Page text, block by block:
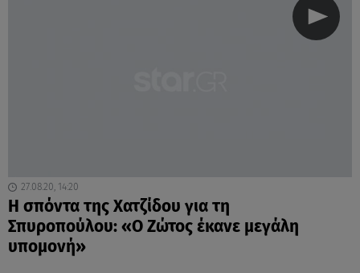
27.08.20, 14:20
Η σπόντα της Χατζίδου για τη
Σπυροπούλου: «Ο Ζώτος έκανε μεγάλη
υπομονή»